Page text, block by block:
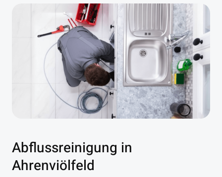
Abflussreinigung in
Ahrenviölfeld